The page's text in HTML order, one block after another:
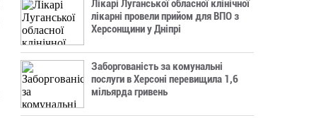
Лікарі Луганської обласної клінічної
лікарні провели прийом для ВПО з
Херсонщини у Дніпрі
Заборгованість за комунальні
послуги в Херсоні перевищила 1,6
мільярда гривень